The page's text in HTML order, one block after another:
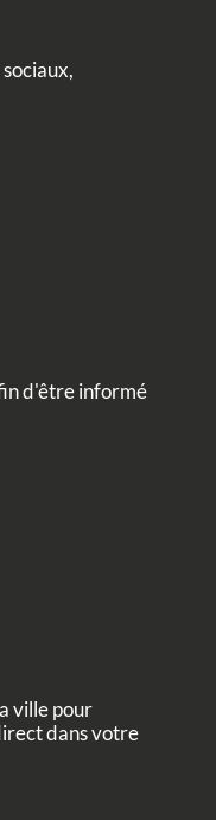
d'être informé
ville pour
dans votre